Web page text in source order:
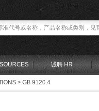
诚聘 HR
> GB 9120.4